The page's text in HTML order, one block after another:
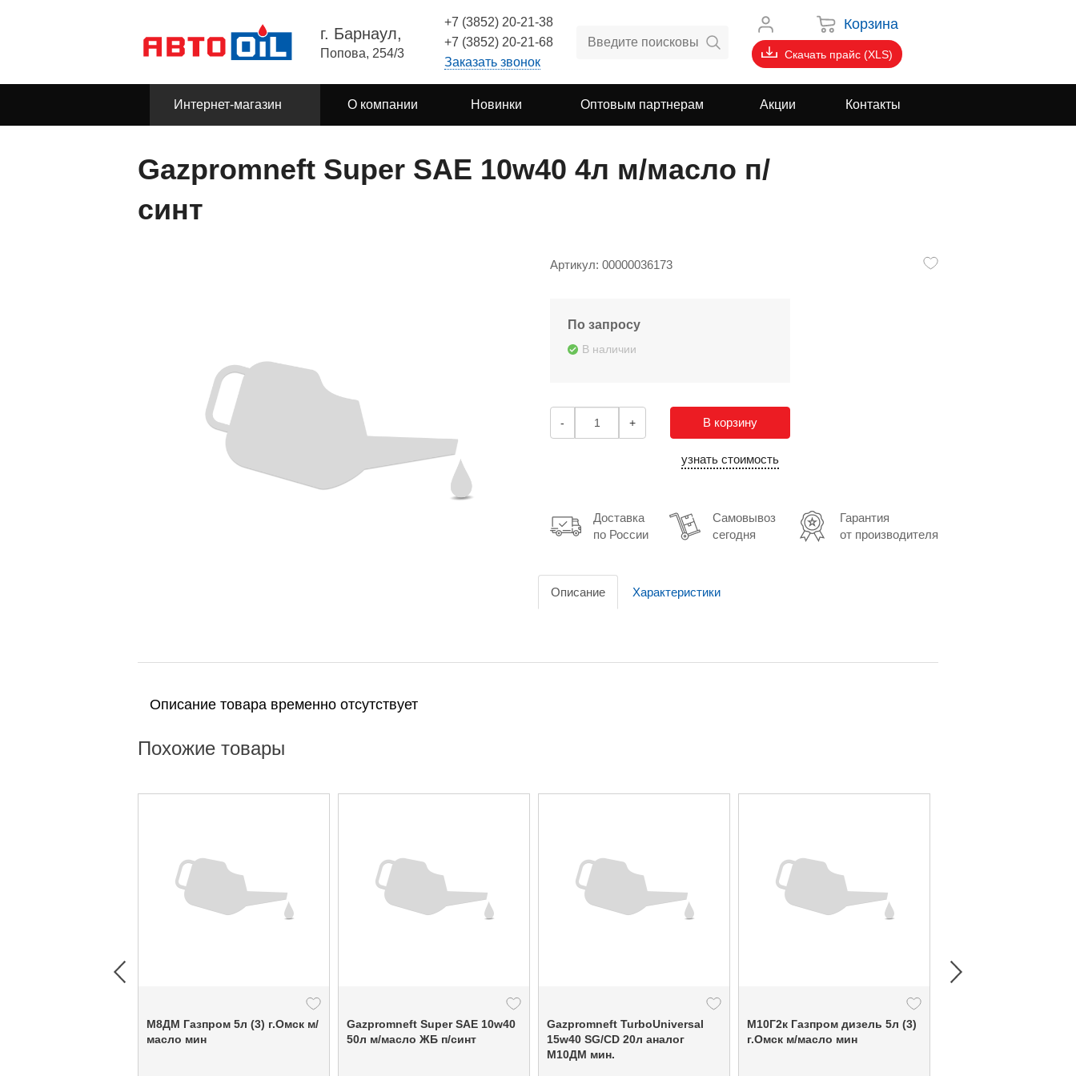
г. Барнаул,
Попова, 254/3
+7 (3852) 20-21-38
+7 (3852) 20-21-68
Заказать звонок
Корзина
Скачать прайс (XLS)
Интернет-магазин О компании Новинки Оптовым партнерам Акции Контакты
Gazpromneft Super SAE 10w40 4л м/масло п/
синт
Артикул: 00000036173
По запросу
В наличии
- + В корзину
узнать стоимость
Доставка
по России
Самовывоз
сегодня
Гарантия
от производителя
Описание Характеристики
Описание товара временно отсутствует
Похожие товары
М8ДМ Газпром 5л (3) г.Омск м/
масло мин
Gazpromneft Super SAE 10w40
50л м/масло ЖБ п/синт
Gazpromneft TurboUniversal
15w40 SG/CD 20л аналог
М10ДМ мин.
М10Г2к Газпром дизель 5л (3)
г.Омск м/масло мин